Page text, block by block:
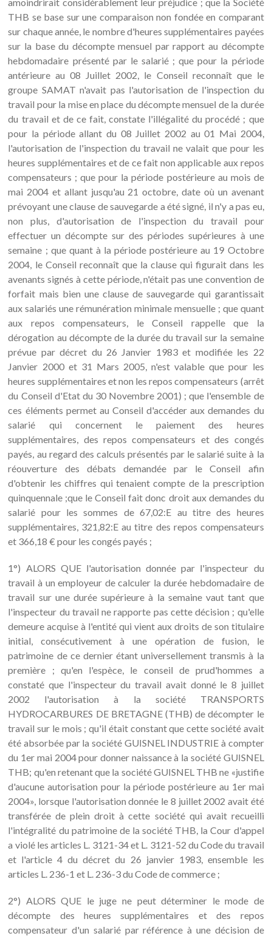
THB se base sur une comparaison non fondée en comparant
sur chaque année, le nombre d'heures supplémentaires payées
sur la base du décompte mensuel par rapport au décompte
hebdomadaire présenté par le salarié ; que pour la période
antérieure au 08 Juillet 2002, le Conseil reconnaît que le
groupe SAMAT n'avait pas l'autorisation de l'inspection du
travail pour la mise en place du décompte mensuel de la durée
du travail et de ce fait, constate l'illégalité du procédé ; que
pour la période allant du 08 Juillet 2002 au 01 Mai 2004,
l'autorisation de l'inspection du travail ne valait que pour les
heures supplémentaires et de ce fait non applicable aux repos
compensateurs ; que pour la période postérieure au mois de
mai 2004 et allant jusqu'au 21 octobre, date où un avenant
prévoyant une clause de sauvegarde a été signé, il n'y a pas eu,
non plus, d'autorisation de l'inspection du travail pour
effectuer un décompte sur des périodes supérieures à une
semaine ; que quant à la période postérieure au 19 Octobre
2004, le Conseil reconnaît que la clause qui figurait dans les
avenants signés à cette période, n'était pas une convention de
forfait mais bien une clause de sauvegarde qui garantissait
aux salariés une rémunération minimale mensuelle ; que quant
aux repos compensateurs, le Conseil rappelle que la
dérogation au décompte de la durée du travail sur la semaine
prévue par décret du 26 Janvier 1983 et modifiée les 22
Janvier 2000 et 31 Mars 2005, n'est valable que pour les
heures supplémentaires et non les repos compensateurs (arrêt
du Conseil d'Etat du 30 Novembre 2001) ; que l'ensemble de
ces éléments permet au Conseil d'accéder aux demandes du
salarié qui concernent le paiement des heures
supplémentaires, des repos compensateurs et des congés
payés, au regard des calculs présentés par le salarié suite à la
réouverture des débats demandée par le Conseil afin
d'obtenir les chiffres qui tenaient compte de la prescription
quinquennale ;que le Conseil fait donc droit aux demandes du
salarié pour les sommes de 67,02:E au titre des heures
supplémentaires, 321,82:E au titre des repos compensateurs
et 366,18 € pour les congés payés ;
1°) ALORS QUE l'autorisation donnée par l'inspecteur du
travail à un employeur de calculer la durée hebdomadaire de
travail sur une durée supérieure à la semaine vaut tant que
l'inspecteur du travail ne rapporte pas cette décision ; qu'elle
demeure acquise à l'entité qui vient aux droits de son titulaire
initial, consécutivement à une opération de fusion, le
patrimoine de ce dernier étant universellement transmis à la
première ; qu'en l'espèce, le conseil de prud'hommes a
constaté que l'inspecteur du travail avait donné le 8 juillet
2002 l'autorisation à la société TRANSPORTS
HYDROCARBURES DE BRETAGNE (THB) de décompter le
travail sur le mois ; qu'il était constant que cette société avait
été absorbée par la société GUISNEL INDUSTRIE à compter
du 1er mai 2004 pour donner naissance à la société GUISNEL
THB; qu'en retenant que la société GUISNEL THB ne «justifie
d'aucune autorisation pour la période postérieure au 1er mai
2004», lorsque l'autorisation donnée le 8 juillet 2002 avait été
transférée de plein droit à cette société qui avait recueilli
l'intégralité du patrimoine de la société THB, la Cour d'appel
a violé les articles L. 3121-34 et L. 3121-52 du Code du travail
et l'article 4 du décret du 26 janvier 1983, ensemble les
articles L. 236-1 et L. 236-3 du Code de commerce ;
2°) ALORS QUE le juge ne peut déterminer le mode de
décompte des heures supplémentaires et des repos
compensateur d'un salarié par référence à une décision de